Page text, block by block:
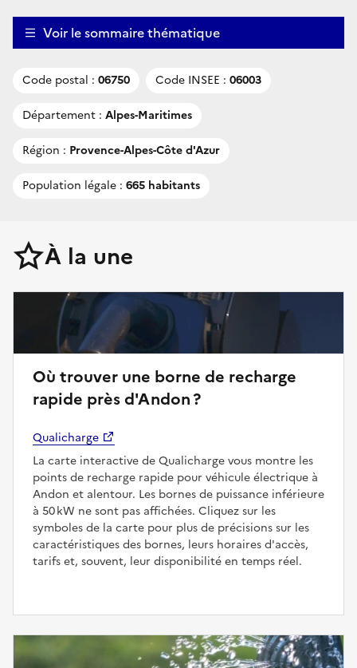
Voir le sommaire thématique
Code postal : 06750 Code INSEE : 06003
Département : Alpes-Maritimes
Région : Provence-Alpes-Côte d'Azur
Population légale : 665 habitants
À la une
Où trouver une borne de recharge
rapide près d'Andon ?
Qualicharge
La carte interactive de Qualicharge vous montre les
points de recharge rapide pour véhicule électrique à
Andon et alentour. Les bornes de puissance inférieure
à 50 kW ne sont pas affichées. Cliquez sur les
symboles de la carte pour plus de précisions sur les
caractéristiques des bornes, leurs horaires d'accès,
tarifs et, souvent, leur disponibilité en temps réel.